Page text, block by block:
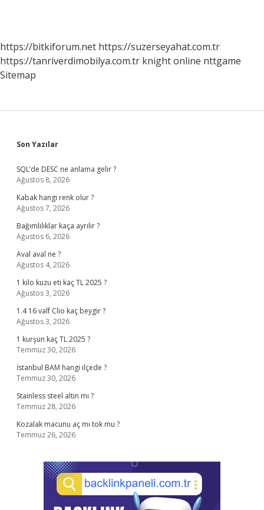
https://bitkiforum.net https://suzerseyahat.com.tr
https://tanriverdimobilya.com.tr knight online nttgame
Sitemap
Sidebar
Son Yazılar
SQL’de DESC ne anlama gelir ?
Ağustos 8, 2026
Kabak hangi renk olur ?
Ağustos 7, 2026
Bağımlılıklar kaça ayrılır ?
Ağustos 6, 2026
Aval aval ne ?
Ağustos 4, 2026
1 kilo kuzu eti kaç TL 2025 ?
Ağustos 3, 2026
1.4 16 valf Clio kaç beygir ?
Ağustos 3, 2026
1 kurşun kaç TL 2025 ?
Temmuz 30, 2026
İstanbul BAM hangi ilçede ?
Temmuz 30, 2026
Stainless steel altın mı ?
Temmuz 28, 2026
Kozalak macunu aç mı tok mu ?
Temmuz 26, 2026